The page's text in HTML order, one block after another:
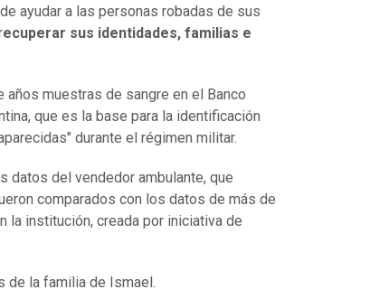
ayudar a las personas robadas de sus
ecuperar sus identidades, familias e
años muestras de sangre en el Banco
que es la base para la identificación
durante el régimen militar.
datos del vendedor ambulante, que
comparados con los datos de más de
la institución, creada por iniciativa de
de la familia de Ismael.